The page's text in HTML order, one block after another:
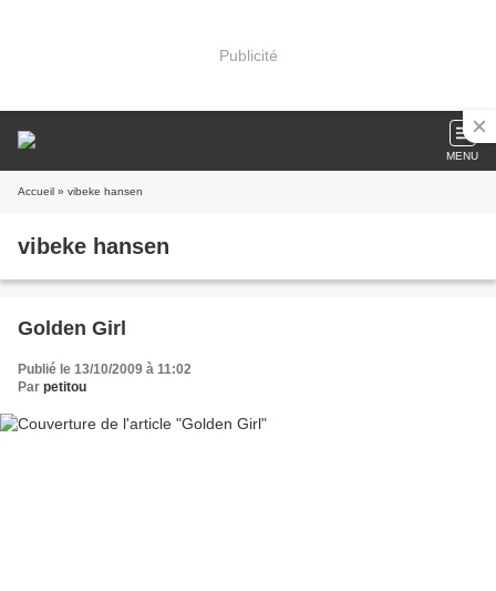
Publicité
MENU
Accueil » vibeke hansen
vibeke hansen
Golden Girl
Publié le 13/10/2009 à 11:02
Par petitou